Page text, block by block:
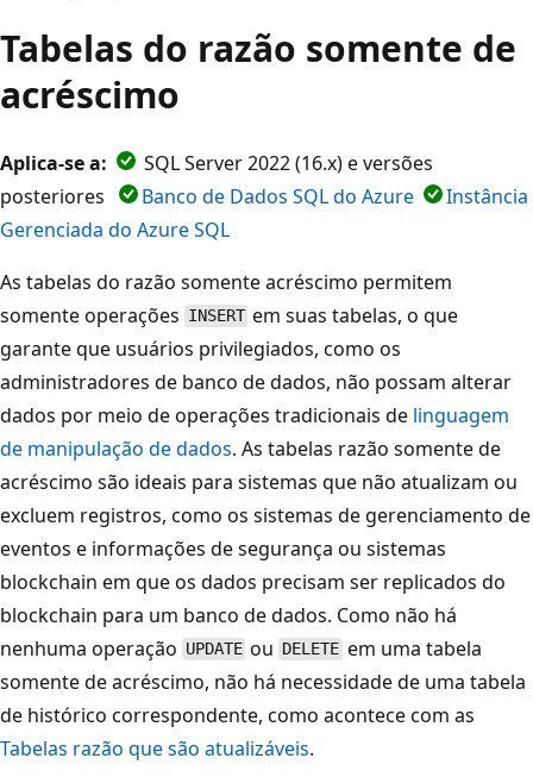
Tabelas do razão somente de
acréscimo
Aplica-se a:
SQL Server 2022 (16.x) e versões
posteriores
Banco de Dados SQL do Azure
Instância
Gerenciada do Azure SQL
As tabelas do razão somente acréscimo permitem
somente operações INSERT em suas tabelas, o que
garante que usuários privilegiados, como os
administradores de banco de dados, não possam alterar
dados por meio de operações tradicionais de linguagem
de manipulação de dados. As tabelas razão somente de
acréscimo são ideais para sistemas que não atualizam ou
excluem registros, como os sistemas de gerenciamento de
eventos e informações de segurança ou sistemas
blockchain em que os dados precisam ser replicados do
blockchain para um banco de dados. Como não há
nenhuma operação UPDATE ou DELETE em uma tabela
somente de acréscimo, não há necessidade de uma tabela
de histórico correspondente, como acontece com as
Tabelas razão que são atualizáveis.